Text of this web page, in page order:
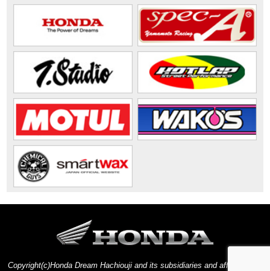
Copyright(c)Honda Dream Hachiouji and its subsidiaries and affiliates. All